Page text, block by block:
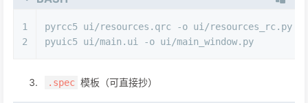
1
2
pyrcc5 ui/resources.qrc -o ui/resources_rc.py
pyuic5 ui/main.ui -o ui/main_window.py
.spec 模板（可直接抄）